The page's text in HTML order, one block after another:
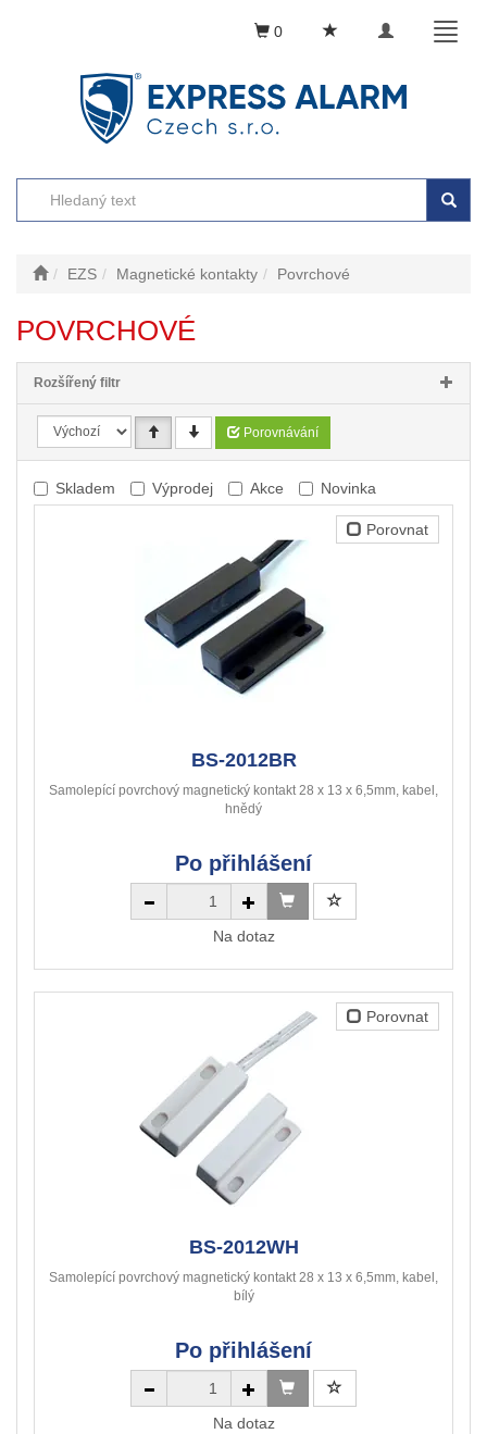
Toggle
0
EZS Magnetické kontakty Povrchové
POVRCHOVÉ
Rozšířený filtr
Porovnávání
Skladem Výprodej Akce Novinka
Porovnat
BS-2012BR
Samolepící povrchový magnetický kontakt 28 x 13 x 6,5mm, kabel,
hnědý
Po přihlášení
Na dotaz
Porovnat
BS-2012WH
Samolepící povrchový magnetický kontakt 28 x 13 x 6,5mm, kabel,
bílý
Po přihlášení
Na dotaz